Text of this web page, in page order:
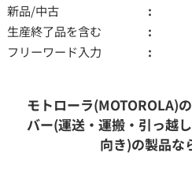
新品/中古
生産終了品を含む
フリーワード入力
モトローラ(MOTOROLA)
バー(運送・運搬・引っ越
向き)の製品な